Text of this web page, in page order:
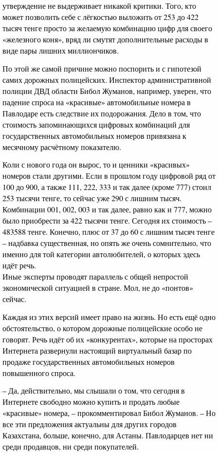
утверждение не выдерживает никакой критики. Того, кто
может позволить себе с лёгкостью выложить от 253 до 422
тысяч тенге просто за желаемую комбинацию цифр для своего
«железного коня», вряд ли смутят дополнительные расходы в
виде пары лишних миллиончиков.
По этой же самой причине можно поспорить и с гипотезой
самих дорожных полицейских. Инспектор административной
полиции ДВД области Бибол Жуманов, например, уверен, что
падение спроса на «красивые» автомобильные номера в
Павлодаре есть следствие их подорожания. Дело в том, что
стоимость запоминающихся цифровых комбинаций для
государственных автомобильных номеров привязана к
месячному расчётному показателю.
Коли с нового года он вырос, то и ценники «красивых»
номеров стали другими. Если в прошлом году цифровой ряд от
100 до 900, а также 111, 222, 333 и так далее (кроме 777) стоил
253 тысячи тенге, то сейчас уже 290 с лишним тысяч.
Комбинации 001, 002, 003 и так далее, равно как и 777, можно
было приобрести за 422 тысячи тенге. Сегодня их стоимость –
483588 тенге. Конечно, плюс от 37 до 60 с лишним тысяч тенге
– надбавка существенная, но опять же очень сомнительно, что
именно для той категории автолюбителей, о которых здесь
идёт речь.
Иные эксперты проводят параллель с общей непростой
экономической ситуацией в стране. Мол, не до «понтов»
сейчас.
Каждая из этих версий имеет право на жизнь. Но есть ещё одно
обстоятельство, о котором дорожные полицейские особо не
говорят. Речь идёт об их «конкурентах», которые на просторах
Интернета развернули настоящий виртуальный базар по
продаже государственных автомобильных номеров
повышенного спроса.
– Да, действительно, мы слышали о том, что сегодня в
Интернете свободно можно купить и продать любые
«красивые» номера, – прокомментировал Бибол Жуманов. – Но
все эти предложения актуальны для других городов
Казахстана, больше, конечно, для Астаны. Павлодарцев нет ни
среди продавцов, ни среди покупателей.